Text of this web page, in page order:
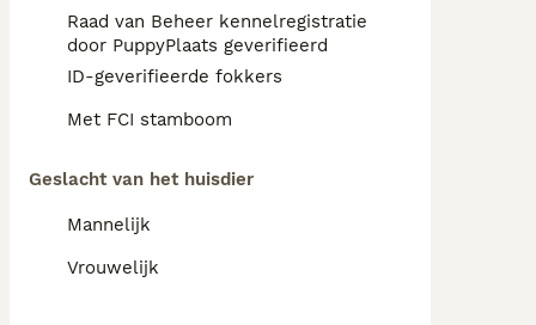
Raad van Beheer kennelregistratie
door PuppyPlaats geverifieerd
ID-geverifieerde fokkers
Met FCI stamboom
Geslacht van het huisdier
Mannelijk
Vrouwelijk